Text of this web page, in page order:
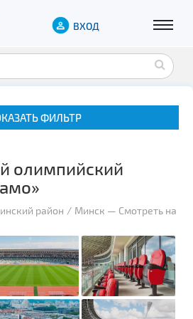
ВХОД
ФИЛЬТР
олимпийский
район Минск — Смотреть на